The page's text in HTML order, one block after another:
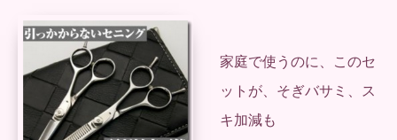
家庭で使うのに、このセ
ットが、そぎバサミ、ス
キ加減も